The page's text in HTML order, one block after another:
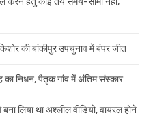
की बांकीपुर उपचुनाव में बंपर जीत
का निधन, पैतृक गांव में अंतिम संस्कार
लिया था अश्लील वीडियो, वायरल होने